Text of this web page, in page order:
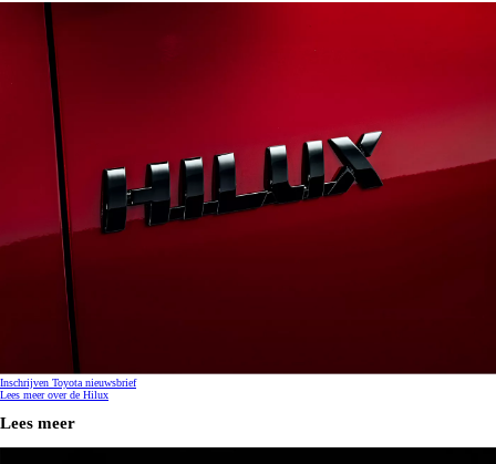
Inschrijven Toyota nieuwsbrief
Lees meer over de Hilux
Lees meer